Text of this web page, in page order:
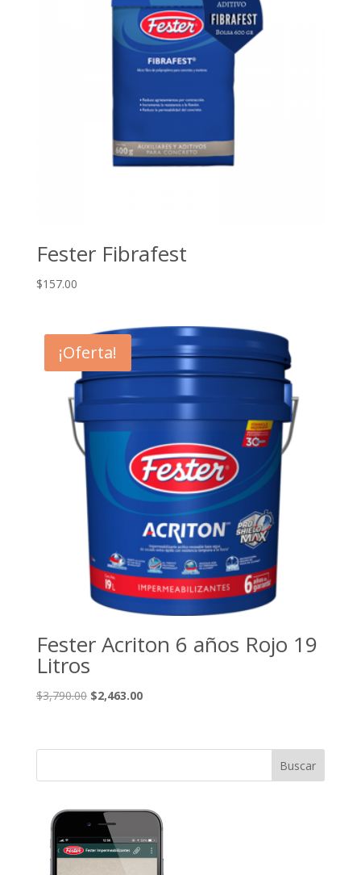
Fester Fibrafest
$157.00
¡Oferta!
Fester Acriton 6 años Rojo 19
Litros
$3,790.00 El
era:
$2,463.00El
es: